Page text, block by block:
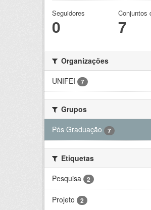
Seguidores
0
Conjuntos
7
Organizações
UNIFEI
7
Grupos
Pós Graduação
7
Etiquetas
Pesquisa
2
Projeto 2